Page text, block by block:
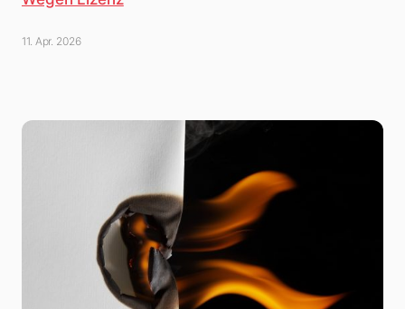
11. Apr. 2026